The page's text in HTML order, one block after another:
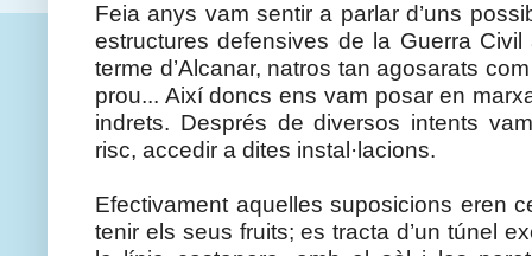
Feia anys vam sentir a parlar d’uns
estructures defensives de la Guerra
terme d’Alcanar, natros tan agosarats
prou... Així doncs ens vam posar en
indrets. Després de diversos intents
risc, accedir a dites instal·lacions.
Efectivament aquelles suposicions eren
tenir els seus fruits; es tracta d’un túnel‬